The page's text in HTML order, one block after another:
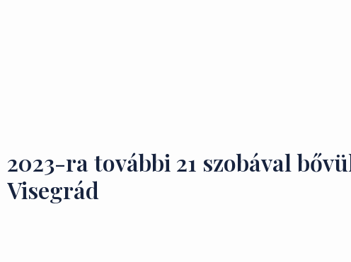
2023-ra további 21 szobával
Visegrád